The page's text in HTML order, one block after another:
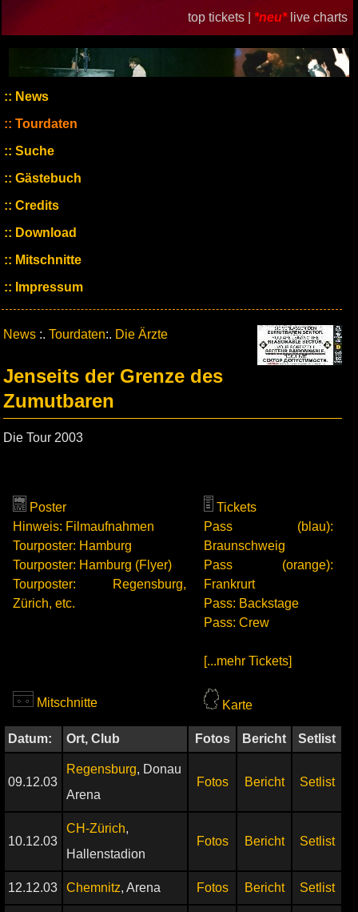
top tickets | *neu* live charts
News
Tourdaten
Suche
Gästebuch
Credits
Download
Mitschnitte
Impressum
News :. Tourdaten:. Die Ärzte
Jenseits der Grenze des
Zumutbaren
Die Tour 2003
Poster
Hinweis: Filmaufnahmen
Tourposter: Hamburg
Tourposter: Hamburg (Flyer)
Tourposter: Regensburg,
Zürich, etc.
Tickets
Pass (blau):
Braunschweig
Pass (orange):
Frankrurt
Pass: Backstage
Pass: Crew
[...mehr Tickets]
Mitschnitte Karte
Datum: Ort, Club Fotos Bericht Setlist
09.12.03
Regensburg, Donau
Arena
Fotos Bericht Setlist
10.12.03
CH-Zürich,
Hallenstadion
Fotos Bericht Setlist
12.12.03 Chemnitz, Arena Fotos Bericht Setlist